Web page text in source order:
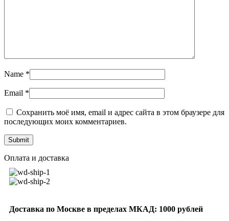
Name *
Email *
Сохранить моё имя, email и адрес сайта в этом браузере для
последующих моих комментариев.
Оплата и доставка
Доставка по Москве в пределах МКАД: 1000 рублей